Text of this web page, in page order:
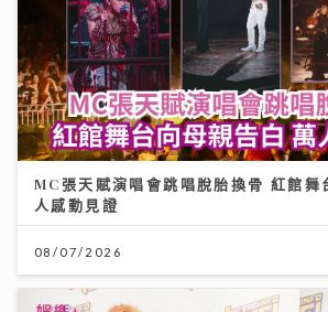
MC張天賦演唱會跳唱脫胎換骨 紅館舞
人感動見證
08/07/2026